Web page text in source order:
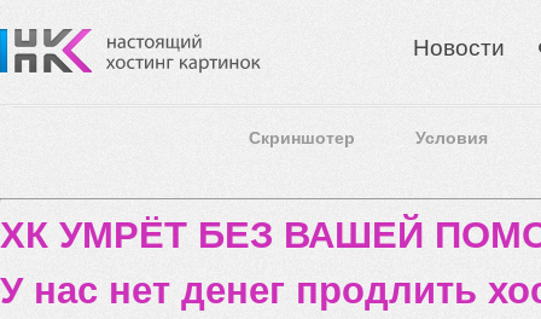
Новости
Скриншотер Условия
ХК УМРЁТ БЕЗ ВАШЕЙ
У нас нет денег продлить